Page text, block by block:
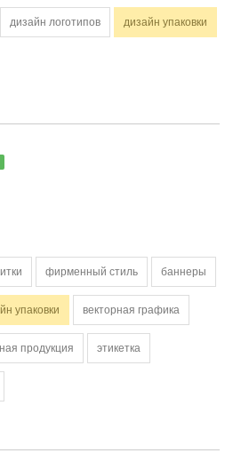
дизайн логотипов дизайн упаковки
фирменный стиль баннеры
упаковки векторная графика
продукция этикетка